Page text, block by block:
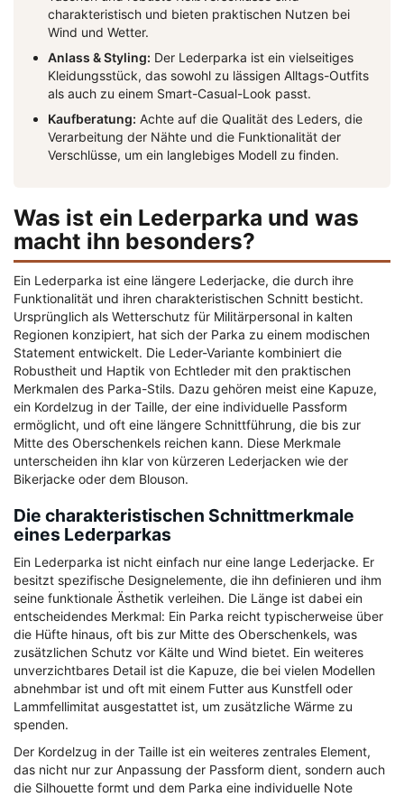
charakteristisch und bieten praktischen Nutzen bei
Wind und Wetter.
Anlass & Styling: Der Lederparka ist ein vielseitiges
Kleidungsstück, das sowohl zu lässigen Alltags-Outfits
als auch zu einem Smart-Casual-Look passt.
Kaufberatung: Achte auf die Qualität des Leders, die
Verarbeitung der Nähte und die Funktionalität der
Verschlüsse, um ein langlebiges Modell zu finden.
Was ist ein Lederparka und was
macht ihn besonders?
Ein Lederparka ist eine längere Lederjacke, die durch ihre
Funktionalität und ihren charakteristischen Schnitt besticht.
Ursprünglich als Wetterschutz für Militärpersonal in kalten
Regionen konzipiert, hat sich der Parka zu einem modischen
Statement entwickelt. Die Leder-Variante kombiniert die
Robustheit und Haptik von Echtleder mit den praktischen
Merkmalen des Parka-Stils. Dazu gehören meist eine Kapuze,
ein Kordelzug in der Taille, der eine individuelle Passform
ermöglicht, und oft eine längere Schnittführung, die bis zur
Mitte des Oberschenkels reichen kann. Diese Merkmale
unterscheiden ihn klar von kürzeren Lederjacken wie der
Bikerjacke oder dem Blouson.
Die charakteristischen Schnittmerkmale
eines Lederparkas
Ein Lederparka ist nicht einfach nur eine lange Lederjacke. Er
besitzt spezifische Designelemente, die ihn definieren und ihm
seine funktionale Ästhetik verleihen. Die Länge ist dabei ein
entscheidendes Merkmal: Ein Parka reicht typischerweise über
die Hüfte hinaus, oft bis zur Mitte des Oberschenkels, was
zusätzlichen Schutz vor Kälte und Wind bietet. Ein weiteres
unverzichtbares Detail ist die Kapuze, die bei vielen Modellen
abnehmbar ist und oft mit einem Futter aus Kunstfell oder
Lammfellimitat ausgestattet ist, um zusätzliche Wärme zu
spenden.
Der Kordelzug in der Taille ist ein weiteres zentrales Element,
das nicht nur zur Anpassung der Passform dient, sondern auch
die Silhouette formt und dem Parka eine individuelle Note